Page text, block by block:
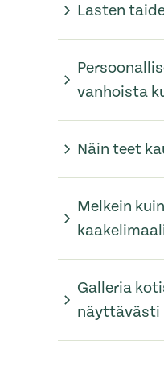
Lasten
vanhoista
Näin teet
Melkein
Galleria
näyttävästi